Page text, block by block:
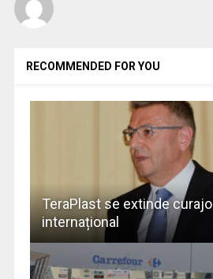
RECOMMENDED FOR YOU
TeraPlast se extinde
internațional